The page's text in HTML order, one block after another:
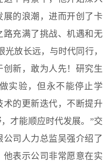
的浪潮，进而开创了卡
充满了挑战、机遇和无
光放长远，与时代同行，
新，敢为人先！研究生
实验，但永不能停止学
的更新迭代，不断提升
才能顺应时代发展。”交
司人力总监吴强介绍了
表示公司非常愿意在实